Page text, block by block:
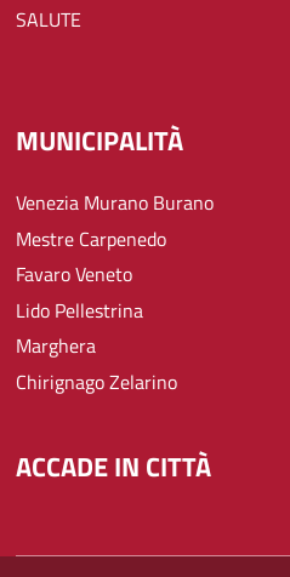
SALUTE
MUNICIPALITÀ
Venezia Murano Burano
Mestre Carpenedo
Favaro Veneto
Lido Pellestrina
Marghera
Chirignago Zelarino
ACCADE IN CITTÀ